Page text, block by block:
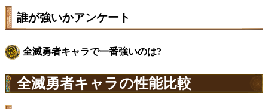
誰が強いかアンケート
全滅勇者キャラで一番強いのは?
全滅勇者キャラの性能比較